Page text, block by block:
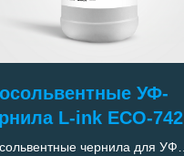
УФ-
L-ink ECO-742
BLACK)чернила для УФ